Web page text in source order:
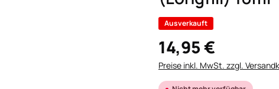
Ausverkauft
14,95 €
Preise inkl. MwSt. zzgl.